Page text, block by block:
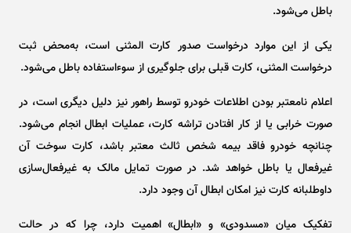
باطل می‌شود.
یکی از این موارد درخواست صدور کارت المثنی است، به‌محض ثبت
درخواست المثنی، کارت قبلی برای جلوگیری از سوءاستفاده باطل می‌شود.
اعلام نامعتبر بودن اطلاعات خودرو توسط راهور نیز دلیل دیگری است، در
صورت خرابی یا از کار افتادن تراشه کارت، عملیات ابطال انجام می‌شود.
چنانچه خودرو فاقد بیمه شخص ثالث معتبر باشد، کارت سوخت آن
غیرفعال یا باطل خواهد شد. در صورت تمایل مالک به غیرفعال‌سازی
داوطلبانه کارت نیز امکان ابطال آن وجود دارد.
تفکیک میان «مسدودی» و «ابطال» اهمیت دارد، چرا که در حالت